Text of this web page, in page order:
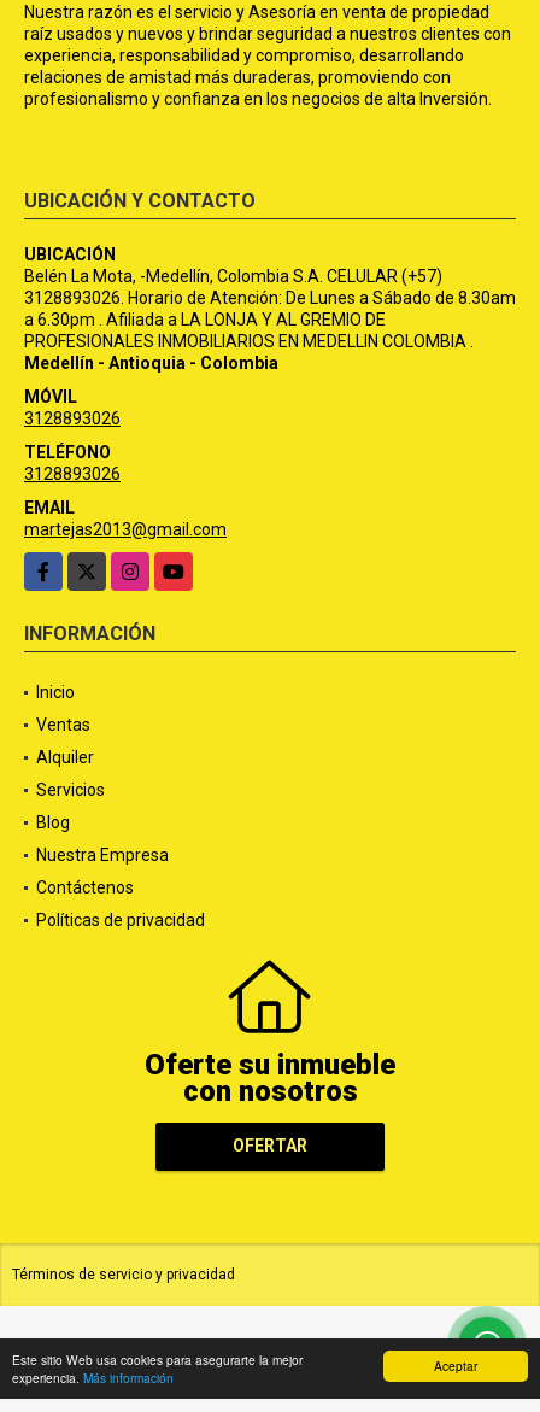
Aceptar
Este sitio Web usa cookies para asegurarte la mejor
experiencia. Más información
Nuestra razón es el servicio y Asesoría en venta de propiedad
raíz usados y nuevos y brindar seguridad a nuestros clientes con
experiencia, responsabilidad y compromiso, desarrollando
relaciones de amistad más duraderas, promoviendo con
profesionalismo y confianza en los negocios de alta Inversión.
UBICACIÓN Y CONTACTO
UBICACIÓN
Belén La Mota, -Medellín, Colombia S.A. CELULAR (+57)
3128893026. Horario de Atención: De Lunes a Sábado de 8.30am
a 6.30pm . Afiliada a LA LONJA Y AL GREMIO DE
PROFESIONALES INMOBILIARIOS EN MEDELLIN COLOMBIA .
Medellín - Antioquia - Colombia
MÓVIL
3128893026
TELÉFONO
3128893026
EMAIL
martejas2013@gmail.com
Facebook
InstagramYouTube
INFORMACIÓN
Inicio
Ventas
Alquiler
Servicios
Blog
Nuestra Empresa
Contáctenos
Políticas de privacidad
Oferte su inmueble
con nosotros
OFERTAR
Términos de servicio y privacidad